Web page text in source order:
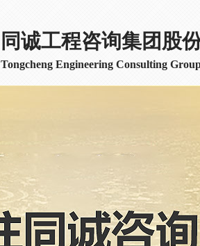
同诚工程咨询集团股
Tongcheng Engineering Consulting